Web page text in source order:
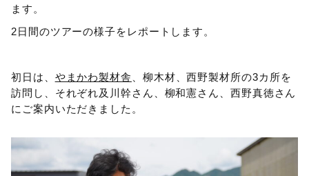
ます。
2日間のツアーの様子をレポートします。
初日は、 やまかわ製材舎
、柳木材、西野製材所の3カ所を
訪問し、それぞれ及川幹さん、柳和憲さん、西野真徳さん
にご案内いただきました。